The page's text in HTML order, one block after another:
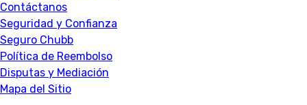
Contáctanos
Seguridad y Confianza
Seguro Chubb
Política de Reembolso
Disputas y Mediación
Mapa del Sitio